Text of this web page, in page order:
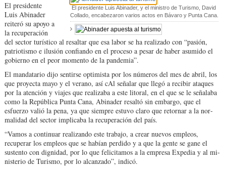
El presidente Luis Abinader, y el ministro de Turismo, David
Collado, encabezaron varios actos en Bávaro y Punta Cana.
El presidente
Luis Abina­der
reiteró su apoyo a
la recuperación
del sector turístico al resaltar que esa labor se ha realizado con “pasión,
patriotismo e ilusión confiando en el proceso a pesar de haber asumido el
gobierno en el peor momento de la pan­demia”.
El mandatario dijo sen­tirse optimista por los nú­meros del mes de abril, los
que proyecta mayo y el ve­rano, así cAl señalar que llegó a recibir ataques
por la aten­ción y viajes que realizaba a este litoral, en el que se le señalaba
como la Repú­blica Punta Cana, Abina­der resaltó sin embargo, que el
esfuerzo valió la pe­na, ya que siempre estuvo claro que retornar a la nor­
malidad del sector implica­ba la recuperación del país.
“Vamos a continuar rea­lizando este trabajo, a crear nuevos empleos,
recuperar los empleos que se habían perdido y a que la gente se gane el
sustento con digni­dad, por lo que felicitamos a la empresa Expedia y al mi­
nisterio de Turismo, por lo alcanzado”, indicó.